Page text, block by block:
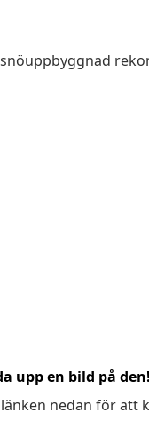
upp en bild på den!
nedan för att